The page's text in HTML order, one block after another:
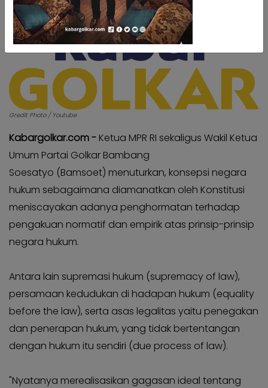
Kabar
Pilkada
Opini
Kabar
Kader
Kabar
Kabar
Kabar
Kabinet
Kabar
UKM
Kabar
DPP
Pojok
Kabar
Photo
Kabar
Pilkada
Opini
Kader
Kabar
Kabar
Kabar
Kabar
Kabar
Pojok
KABAR
Gredit Photo / Youtube
Kabargolkar.com - Ketua MPR RI sekaligus Wakil Ketua
Umum Partai Golkar Bambang
Soesatyo (Bamsoet) menuturkan, konsepsi negara
hukum sebagaimana diamanatkan oleh Konstitusi
meniscayakan adanya penghormatan terhadap
pengakuan normatif dan empirik atas prinsip-prinsip
negara hukum.
Antara lain supremasi hukum (supremacy of law),
persamaan kedudukan di hadapan hukum (equality
before the law), serta asas legalitas yaitu penegakan
dan penerapan hukum, yang tidak bertentangan
dengan hukum itu sendiri (due process of law).
"Nyatanya merealisasikan gagasan ideal tentang